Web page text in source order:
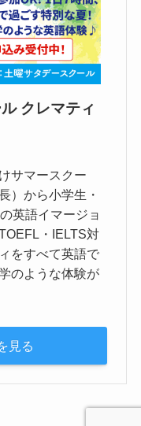
クレマティ
サマースクー
）から小学生・
英語イマージョ
・IELTS対
をすべて英語で
のような体験が
見る